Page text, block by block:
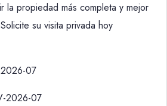
la propiedad más completa y mejor
su visita privada hoy
07
2026-07